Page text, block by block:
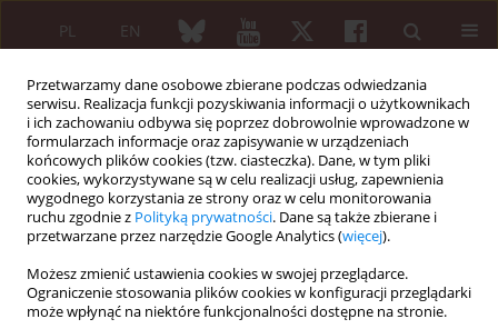
Przetwarzamy dane osobowe zbierane podczas odwiedzania
serwisu. Realizacja funkcji pozyskiwania informacji o użytkownikach
i ich zachowaniu odbywa się poprzez dobrowolnie wprowadzone w
formularzach informacje oraz zapisywanie w urządzeniach
końcowych plików cookies (tzw. ciasteczka). Dane, w tym pliki
cookies, wykorzystywane są w celu realizacji usług, zapewnienia
wygodnego korzystania ze strony oraz w celu monitorowania
ruchu zgodnie z Polityką prywatności. Dane są także zbierane i
przetwarzane przez narzędzie Google Analytics (więcej).
Możesz zmienić ustawienia cookies w swojej przeglądarce.
Ograniczenie stosowania plików cookies w konfiguracji przeglądarki
może wpłynąć na niektóre funkcjonalności dostępne na stronie.
EN
PL
Słowo kluczowebone
densitometry
PRACA PRZEGLĄDOWA